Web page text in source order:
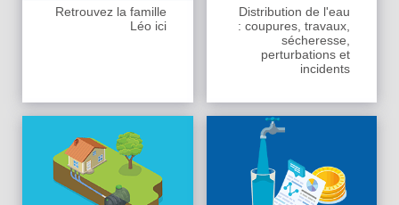
Retrouvez la famille
Léo ici
Distribution de l'eau
: coupures, travaux,
sécheresse,
perturbations et
incidents